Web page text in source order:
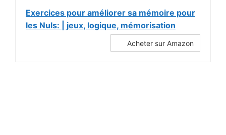
Exercices pour améliorer sa mémoire pour
les Nuls: | jeux, logique, mémorisation
Acheter sur Amazon